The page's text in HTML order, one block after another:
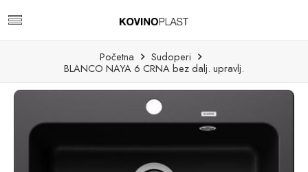
Početna
Sudoperi
BLANCO NAYA 6 CRNA bez dalj. upravlj.